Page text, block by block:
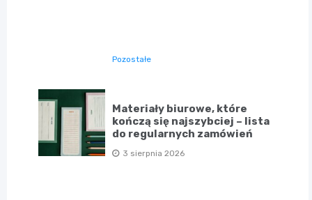
Pozostałe
Materiały biurowe, które
kończą się najszybciej – lista
do regularnych zamówień
3 sierpnia 2026